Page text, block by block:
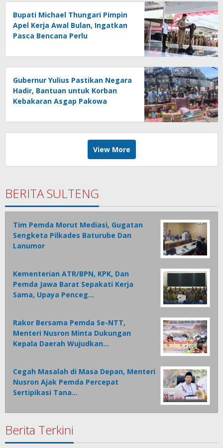
Bupati Michael Thungari Pimpin
Apel Kerja Awal Bulan, Ingatkan
Pasca Bencana Perlu
dan Tetap Berkoordinasi
Gubernur Yulius Pastikan Negara
Hadir, Bantuan untuk Korban
Kebakaran Asgap Pakowa
View More
BERITA SULTENG
Tim Pemda Morut Mediasi, Gugatan
Sengketa Pilkades Baturube Dan
Lanumor
Kementerian ATR/BPN, KPK, Dan
Pemda Jawa Barat Sepakati Kerja
Sama, Upaya Penceg…
Rakor Bersama Pemda Se-NTT,
Menteri Nusron Minta Dukungan
Kepala Daerah Wujudkan…
Cegah Masalah di Masa Depan, Menteri
Nusron Ajak Pemda Percepat
Sertipikasi Tana…
Berita Terkini